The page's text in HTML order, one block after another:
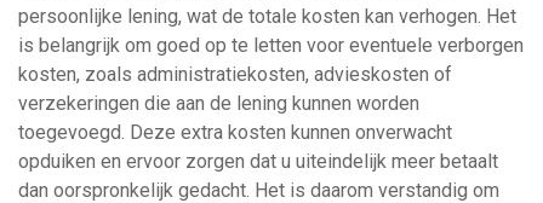
persoonlijke lening, wat de totale kosten kan verhogen. Het
is belangrijk om goed op te letten voor eventuele verborgen
kosten, zoals administratiekosten, advieskosten of
verzekeringen die aan de lening kunnen worden
toegevoegd. Deze extra kosten kunnen onverwacht
opduiken en ervoor zorgen dat u uiteindelijk meer betaalt
dan oorspronkelijk gedacht. Het is daarom verstandig om